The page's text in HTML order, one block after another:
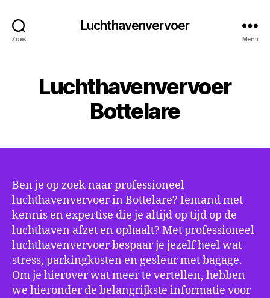
Zoek
Luchthavenvervoer
Menu
Luchthavenvervoer
Bottelare
Ben je op zoek naar professioneel
luchthavenvervoer in Bottelare? Iemand met
kennis en expertise die je altijd op tijd op de
luchthaven afzet en ophaalt? Met professioneel
luchthavenvervoer bespaar je jezelf heel wat
stress, parkingkosten en gesleur met bagage.
Om je hierover wat meer te vertellen, hebben
we hieronder de belangrijkste informatie voor